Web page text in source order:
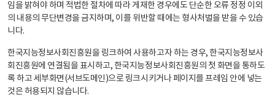
임을 밝혀야 하며 적법한 절차에 따라 게재한 경우에도 단순한 오류 정정 이외
의 내용의 무단변경을 금지하며, 이를 위반할 때에는 형사처벌을 받을 수 있습
니다.
한국지능정보사회진흥원을 링크하여 사용하고자 하는 경우, 한국지능정보사
회진흥원에 연결됨을 표시하고, 한국지능정보사회진흥원의 첫 화면을 통하도
록 하고 세부화면(서브도메인)으로 링크시키거나 페이지를 프레임 안에 넣는
것은 허용되지 않습니다.